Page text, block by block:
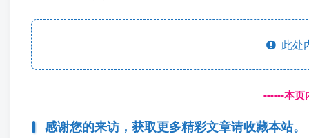
此处
------本页
感谢您的来访，获取更多精彩文章请收藏本站。